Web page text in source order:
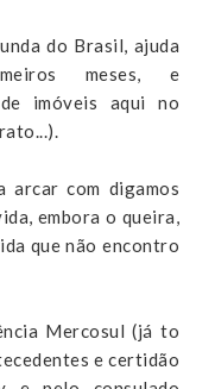
do Brasil, ajuda
meses, e
imóveis aqui no
arcar com digamos
embora o queira,
que não encontro
Mercosul (já to
e certidão